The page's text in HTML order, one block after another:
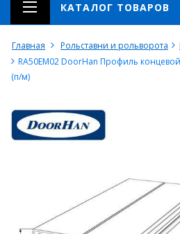
КАТАЛОГ ТОВАРОВ
Главная Рольставни и рольворота
RA50EM02 DoorHan Профиль
(п/м)